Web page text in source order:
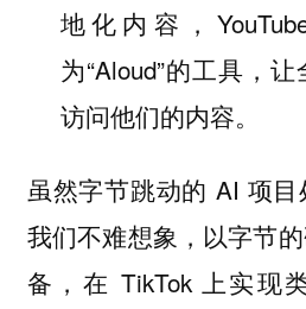
地化内容，
为“Aloud”的工具，
访问他们的内容。
虽然字节跳动的 AI 项
我们不难想象，以字节
备，在 TikTok 上实现